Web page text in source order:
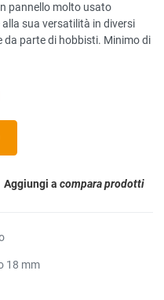
pannello molto usato
sua versatilità in diversi
da parte di hobbisti. Minimo di
Aggiungi acompara prodotti
18 mm